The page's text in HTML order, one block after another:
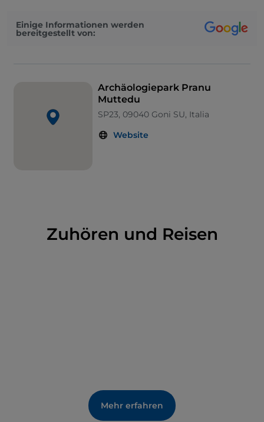
Einige Informationen werden
bereitgestellt von:
Archäologiepark Pranu
Muttedu
SP23, 09040 Goni SU, Italia
Website
Zuhören und Reisen
Mehr erfahren